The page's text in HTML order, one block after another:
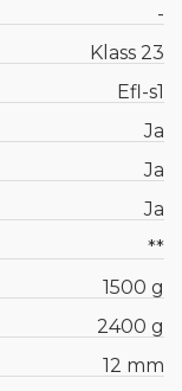
-
Klass 23
Efl-s1
Ja
Ja
Ja
**
1500 g
2400 g
12 mm